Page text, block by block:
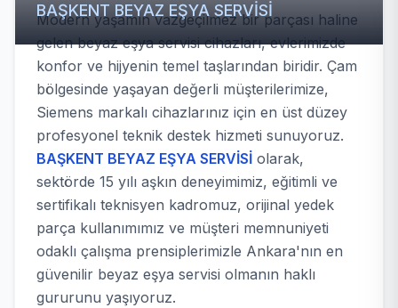
BAŞKENT BEYAZ EŞYA SERVİSİ
Modern yaşamın vazgeçilmez bir parçası haline
gelen beyaz eşya servisi cihazları, evlerimizde
konfor ve hijyenin temel taşlarından biridir. Çam
bölgesinde yaşayan değerli müşterilerimize,
Siemens markalı cihazlarınız için en üst düzey
profesyonel teknik destek hizmeti sunuyoruz.
BAŞKENT BEYAZ EŞYA SERVİSİ olarak,
sektörde 15 yılı aşkın deneyimimiz, eğitimli ve
sertifikalı teknisyen kadromuz, orijinal yedek
parça kullanımımız ve müşteri memnuniyeti
odaklı çalışma prensiplerimizle Ankara'nın en
güvenilir beyaz eşya servisi olmanın haklı
gururunu yaşıyoruz.